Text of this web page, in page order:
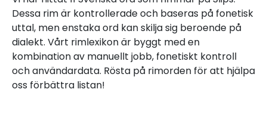
Dessa rim är kontrollerade och baseras på fonetisk
uttal, men enstaka ord kan skilja sig beroende på
dialekt. Vårt rimlexikon är byggt med en
kombination av manuellt jobb, fonetiskt kontroll
och användardata. Rösta på rimorden för att hjälpa
oss förbättra listan!